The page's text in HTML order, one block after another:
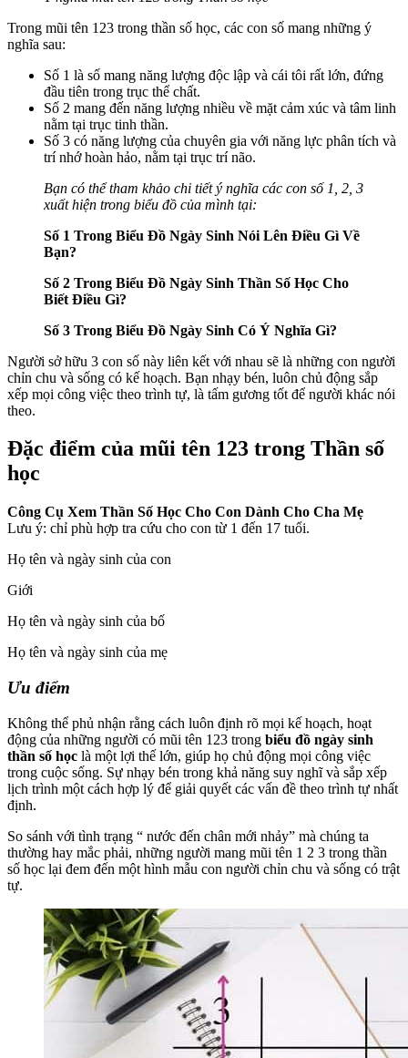
Trong mũi tên 123 trong thần số học, các con số mang những ý
nghĩa sau:
Số 1 là số mang năng lượng độc lập và cái tôi rất lớn, đứng
đầu tiên trong trục thể chất.
Số 2 mang đến năng lượng nhiều về mặt cảm xúc và tâm linh
nằm tại trục tinh thần.
Số 3 có năng lượng của chuyên gia với năng lực phân tích và
trí nhớ hoàn hảo, nằm tại trục trí não.
Bạn có thể tham khảo chi tiết ý nghĩa các con số 1, 2, 3
xuất hiện trong biểu đồ của mình tại:
Số 1 Trong Biểu Đồ Ngày Sinh Nói Lên Điều Gì Về
Bạn?
Số 2 Trong Biểu Đồ Ngày Sinh Thần Số Học Cho
Biết Điều Gì?
Số 3 Trong Biểu Đồ Ngày Sinh Có Ý Nghĩa Gì?
Người sở hữu 3 con số này liên kết với nhau sẽ là những con người
chỉn chu và sống có kế hoạch. Bạn nhạy bén, luôn chủ động sắp
xếp mọi công việc theo trình tự, là tấm gương tốt để người khác nói
theo.
Đặc điểm của mũi tên 123 trong Thần số
học
Công Cụ Xem Thần Số Học Cho Con Dành Cho Cha Mẹ
Lưu ý: chỉ phù hợp tra cứu cho con từ 1 đến 17 tuổi.
Họ tên và ngày sinh của con
Giới
Họ tên và ngày sinh của bố
Họ tên và ngày sinh của mẹ
Ưu điểm
Không thể phủ nhận rằng cách luôn định rõ mọi kế hoạch, hoạt
động của những người có mũi tên 123 trong biểu đồ ngày sinh
thần số học là một lợi thế lớn, giúp họ chủ động mọi công việc
trong cuộc sống. Sự nhạy bén trong khả năng suy nghĩ và sắp xếp
lịch trình một cách hợp lý để giải quyết các vấn đề theo trình tự nhất
định.
So sánh với tình trạng “ nước đến chân mới nhảy” mà chúng ta
thường hay mắc phải, những người mang mũi tên 1 2 3 trong thần
số học lại đem đến một hình mẫu con người chỉn chu và sống có trật
tự.